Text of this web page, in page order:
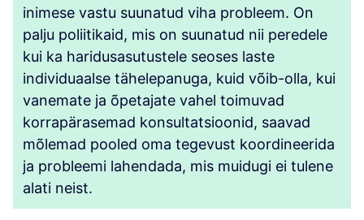
inimese vastu suunatud viha probleem. On
palju poliitikaid, mis on suunatud nii peredele
kui ka haridusasutustele seoses laste
individuaalse tähelepanuga, kuid võib-olla, kui
vanemate ja õpetajate vahel toimuvad
korrapärasemad konsultatsioonid, saavad
mõlemad pooled oma tegevust koordineerida
ja probleemi lahendada, mis muidugi ei tulene
alati neist.